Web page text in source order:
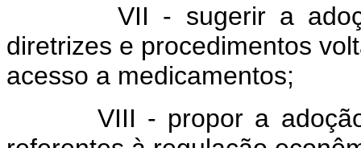
VII - sugerir a adoção,
diretrizes e procedimentos
acesso a medicamentos;
VIII - propor a adoção